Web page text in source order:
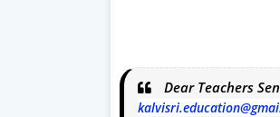
Dear Teachers